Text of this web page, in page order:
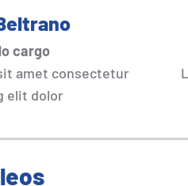
cargo
amet consectetur
elit dolor